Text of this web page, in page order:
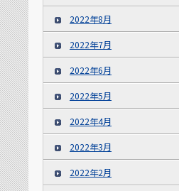
2022年8月
2022年7月
2022年6月
2022年5月
2022年4月
2022年3月
2022年2月